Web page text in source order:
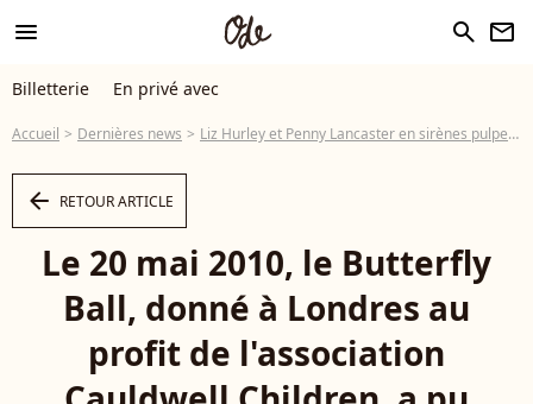
menu search newsletter
Billetterie En privé avec
Accueil Dernières news Liz Hurley et Penny Lancaster en sirènes pulpeuses, avec la princesse Beatrice amincie... papillonnent joliment !
arrow_left RETOUR ARTICLE
Le 20 mai 2010, le Butterfly
Ball, donné à Londres au
profit de l'association